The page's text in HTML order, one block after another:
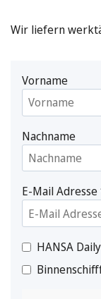
Wir liefern
Vorname
Nachname
E-Mail Adresse
HANSA